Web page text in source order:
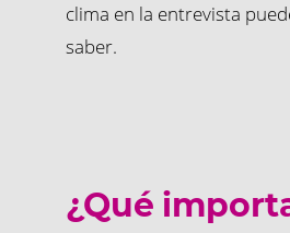
clima en la entrevista
saber.
¿Qué